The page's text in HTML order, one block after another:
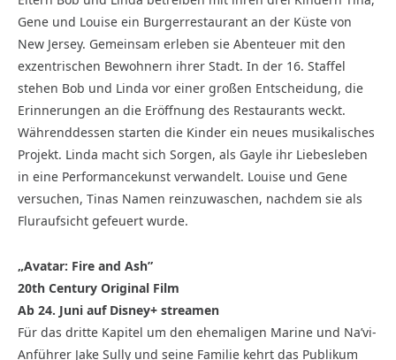
Gene und Louise ein Burgerrestaurant an der Küste von
New Jersey. Gemeinsam erleben sie Abenteuer mit den
exzentrischen Bewohnern ihrer Stadt. In der 16. Staffel
stehen Bob und Linda vor einer großen Entscheidung, die
Erinnerungen an die Eröffnung des Restaurants weckt.
Währenddessen starten die Kinder ein neues musikalisches
Projekt. Linda macht sich Sorgen, als Gayle ihr Liebesleben
in eine Performancekunst verwandelt. Louise und Gene
versuchen, Tinas Namen reinzuwaschen, nachdem sie als
Fluraufsicht gefeuert wurde.
„Avatar: Fire and Ash”
20th Century Original Film
Ab 24. Juni auf Disney+ streamen
Für das dritte Kapitel um den ehemaligen Marine und Na’vi-
Anführer Jake Sully und seine Familie kehrt das Publikum